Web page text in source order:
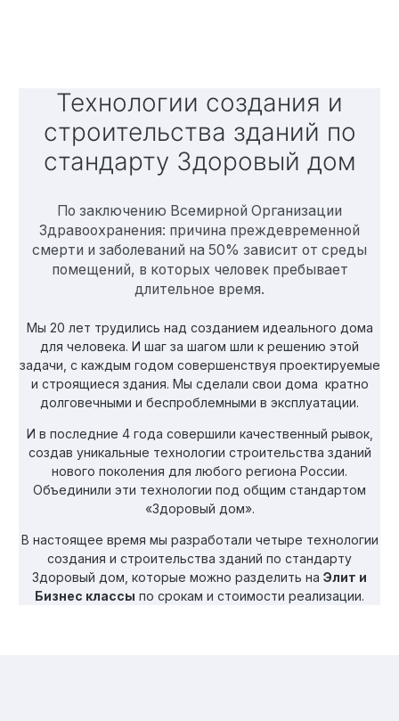
Технологии создания и
строительства зданий по
стандарту Здоровый дом
По заключению Всемирной Организации
Здравоохранения: причина преждевременной
смерти и заболеваний на 50% зависит от среды
помещений, в которых человек пребывает
длительное время.
Мы 20 лет трудились над созданием идеального дома
для человека. И шаг за шагом шли к решению этой
задачи, с каждым годом совершенствуя проектируемые
и строящиеся здания. Мы сделали свои дома кратно
долговечными и беспроблемными в эксплуатации.
И в последние 4 года совершили качественный рывок,
создав уникальные технологии строительства зданий
нового поколения для любого региона России.
Объединили эти технологии под общим стандартом
«Здоровый дом».
В настоящее время мы разработали четыре технологии
создания и строительства зданий по стандарту
Здоровый дом, которые можно разделить на Элит и
Бизнес классы по срокам и стоимости реализации.